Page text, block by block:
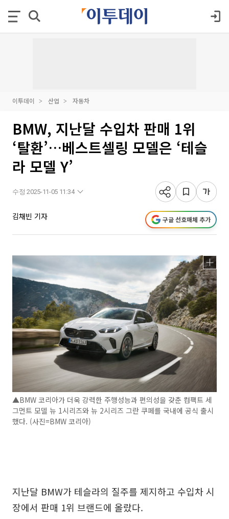
이투데이 산업 자동차
BMW, 지난달 수입차 판매 1위
‘탈환’…베스트셀링 모델은 ‘테슬
라 모델 Y’
수정 2025-11-05 11:34
김채빈 기자 구글 선호매체 추가
▲BMW 코리아가 더욱 강력한 주행성능과 편의성을 갖춘 컴팩트 세
그먼트 모델 뉴 1시리즈와 뉴 2시리즈 그란 쿠페를 국내에 공식 출시
했다. (사진=BMW 코리아)
지난달 BMW가 테슬라의 질주를 제지하고 수입차 시
장에서 판매 1위 브랜드에 올랐다.